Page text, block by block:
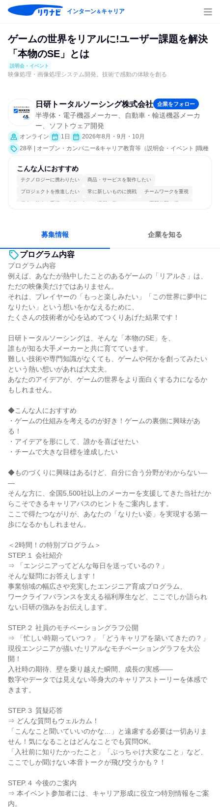
インターン＆キャリア
ゲームの世界をリアルに!ユーザー課題を解決
「本物のSE」とは
説明会・イベント
映像処理・画像処理システム開発。技術で感動の体験を創る
日研トータルソーシング株式会社 企業をフォロー
半導体・電子機器メーカー、自動車・輸送機器メーカ
ー、ソフトウェア開発
オンライン 1日
2026年8月・9月・10月
28卒 | オープン・カンパニー&キャリア教育等（説明会・イベント [職種
こんな人におすすめ
テクノロジーに携わりたい 商品・サービスを製作したい
プロジェクトを推進したい 常に新しいものに挑戦 チームワークを重視
個人の能力を重視 自分の好きな場所で働ける 一つの専門分野を極める
募集情報 企業を知る
プログラム内容
プログラム内容
例えば、あなたが熱中したことのあるゲームの「リアルさ」は、
ただの映像美だけではありません。
それは、プレイヤーの「もっと楽しみたい」「この世界に夢中に
なりたい」という想いをかなえるために、
たくさんの技術者が心を込めてつくりあげた結果です！
日研トータルソーシングは、そんな「本物のSE」を、
誰もが知る大手メーカーと共に育てています。
難しい技術や専門知識がなくても、ゲームや何かを創ってみたい
という熱い想いがあれば大丈夫。
あなたのアイデアが、ゲームの世界をより面白くする力になるか
もしれません。
◆こんな人におすすめ
・ゲームの仕組みを考えるのが好き！ゲームの裏側に興味があ
る！
・アイデアを形にして、誰かを喜ばせたい
・チームで大きな目標を達成したい
◆ものづくりに興味はあるけど、自分に合う分野がわからない―
―
そんな方に、全国5,500社以上のメーカーを支援してきた当社だか
らこそできるキャリアパスのヒントをご案内します。
ここで得たつながりが、あなたの「なりたい姿」を実現する第一
歩になるかもしれません。
＜2時間！の特別プログラム＞
STEP.１ 会社紹介
⇒ 「エンジニアってどんな毎日を送っているの？」
そんな疑問にお答えします！
事業領域の幅広さや充実したエンジニア育成プログラム、
ワークライフバランスを支える福利厚生など、ここでしか語られ
ない日研の強みをお伝えします。
STEP.２ 社員のモチベーショングラフ公開
⇒ 「忙しい時期っていつ？」「どうキャリアを築いてきたの？」
現役エンジニアが描いたリアルなモチベーショングラフを大公
開！
入社時の期待、壁を乗り越えた瞬間、成長の実感――
数字やデータでは見えない等身大のキャリアストーリーを体感で
きます。
STEP.３ 質疑応答
⇒ どんな質問もウェルカム！
「こんなこと聞いていいのかな…」と遠慮する必要は一切ありま
せん！気になることはどんなことでも質問OK。
「入社前に知りたかったこと」「ぶっちゃけ大変なこと」など、
ここでしか聞けない本音トークが飛び交うかも？！
STEP.４ 今後のご案内
⇒ 本イベント参加者には、キャリア形成に役立つ特別情報をご案
内。